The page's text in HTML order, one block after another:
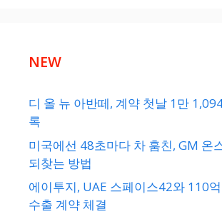
NEW
디 올 뉴 아반떼, 계약 첫날 1만
록
미국에선 48초마다 차 훔친, GM 온
되찾는 방법
에이투지, UAE 스페이스42와 110
수출 계약 체결